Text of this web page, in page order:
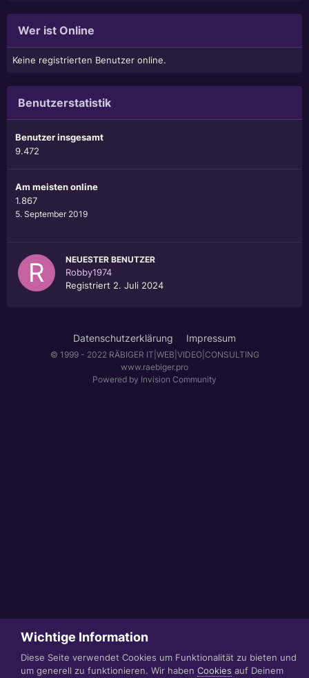
Wer ist Online
Keine registrierten Benutzer online.
Benutzerstatistik
Benutzer insgesamt
9.472
Am meisten online
1.867
5. September 2019
NEUESTER BENUTZER
Robby1974
Registriert 2. Juli 2024
Datenschutzerklärung Impressum
© 1999 - 2022 RÄBIGER IT|WEB|VIDEO|CONSULTING
www.raebiger.pro
Powered by Invision Community
Wichtige Information
Diese Seite verwendet Cookies um Funktionalität zu bieten und
um generell zu funktionieren. Wir haben Cookies auf Deinem